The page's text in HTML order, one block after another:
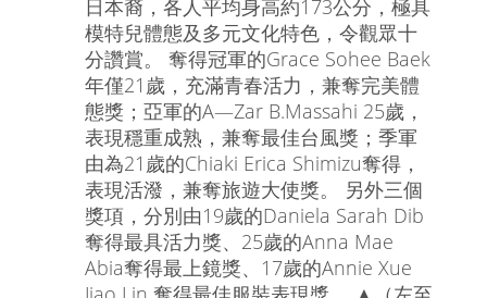
日本裔，各人平均身高約173公分，極具
模特兒體態及多元文化特色，令觀眾十
分讚賞。 奪得冠軍的Grace Sohee Baek
年僅21歲，充滿青春活力，兼奪完美體
態獎；亞軍的A—Zar B.Massahi 25歲，
表現穩重成熟，兼奪最佳台風獎；季軍
由為21歲的Chiaki Erica Shimizu奪得，
表現活潑，兼奪旅遊大使獎。 另外三個
獎項，分別由19歲的Daniela Sarah Dib
奪得最具活力獎、25歲的Anna Mae
Abia奪得最上鏡獎、17歲的Annie Xue